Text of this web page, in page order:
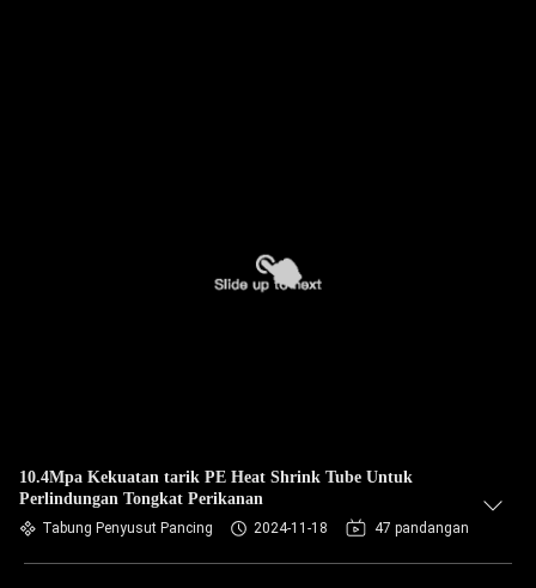
10.4Mpa Kekuatan tarik PE Heat Shrink Tube Untuk
Perlindungan Tongkat Perikanan
Tabung Penyusut Pancing 2024-11-18 47 pandangan